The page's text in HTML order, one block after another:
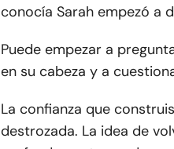
conocía Sarah empezó a
Puede empezar a
en su cabeza y a
La confianza que
destrozada. La idea de